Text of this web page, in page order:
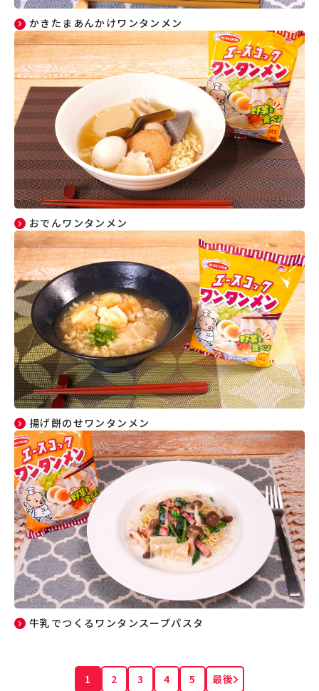
かきたまあんかけワンタンメン
おでんワンタンメン
揚げ餅のせワンタンメン
牛乳でつくるワンタンスープパスタ
1 2 3 4 5 最後